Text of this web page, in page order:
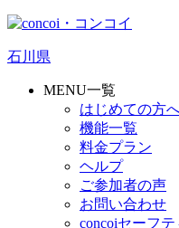
石川県
MENU一覧
はじめての方
機能一覧
料金プラン
ヘルプ
ご参加者の声
お問い合わせ
concoiセーフテ